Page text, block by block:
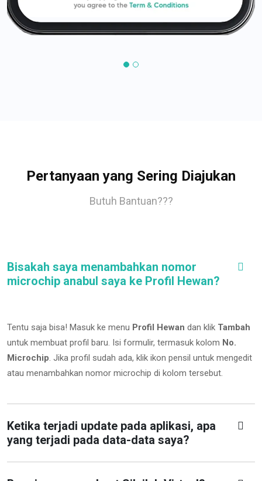
Pertanyaan yang Sering Diajukan
Butuh Bantuan???
Bisakah saya menambahkan nomor
microchip anabul saya ke Profil Hewan?
Tentu saja bisa! Masuk ke menu Profil Hewan dan klik Tambah
untuk membuat profil baru. Isi formulir, termasuk kolom No.
Microchip. Jika profil sudah ada, klik ikon pensil untuk mengedit
atau menambahkan nomor microchip di kolom tersebut.
Ketika terjadi update pada aplikasi, apa
yang terjadi pada data-data saya?